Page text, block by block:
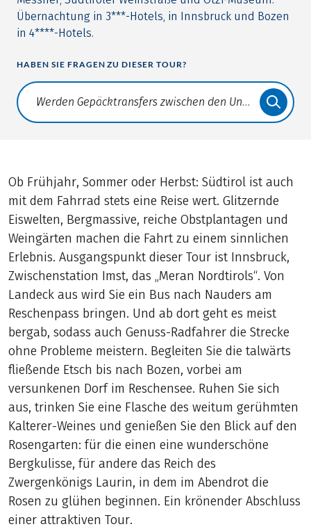
Übernachtung in 3***-Hotels, in Innsbruck und Bozen
in 4****-Hotels.
HABEN SIE FRAGEN ZU DIESER TOUR?
Translate: a11y.faq.search
Ob Frühjahr, Sommer oder Herbst: Südtirol ist auch
mit dem Fahrrad stets eine Reise wert. Glitzernde
Eiswelten, Bergmassive, reiche Obstplantagen und
Weingärten machen die Fahrt zu einem sinnlichen
Erlebnis. Ausgangspunkt dieser Tour ist Innsbruck,
Zwischenstation Imst, das „Meran Nordtirols“. Von
Landeck aus wird Sie ein Bus nach Nauders am
Reschenpass bringen. Und ab dort geht es meist
bergab, sodass auch Genuss-Radfahrer die Strecke
ohne Probleme meistern. Begleiten Sie die talwärts
fließende Etsch bis nach Bozen, vorbei am
versunkenen Dorf im Reschensee. Ruhen Sie sich
aus, trinken Sie eine Flasche des weitum gerühmten
Kalterer-Weines und genießen Sie den Blick auf den
Rosengarten: für die einen eine wunderschöne
Bergkulisse, für andere das Reich des
Zwergenkönigs Laurin, in dem im Abendrot die
Rosen zu glühen beginnen. Ein krönender Abschluss
einer attraktiven Tour.